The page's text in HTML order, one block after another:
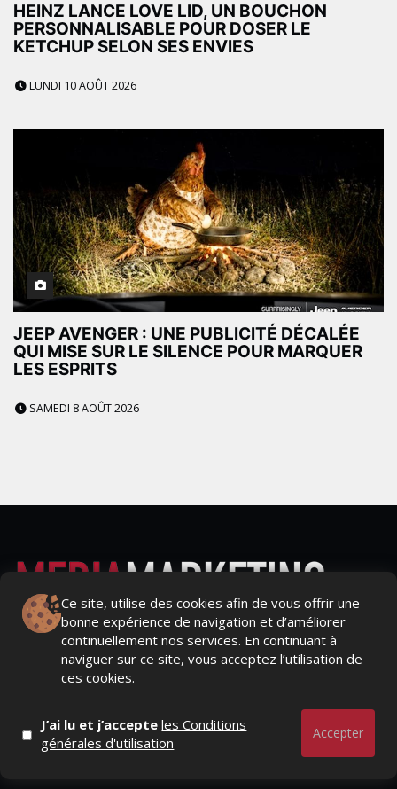
HEINZ LANCE LOVE LID, UN BOUCHON
PERSONNALISABLE POUR DOSER LE
KETCHUP SELON SES ENVIES
LUNDI 10 AOÛT 2026
JEEP AVENGER : UNE PUBLICITÉ DÉCALÉE
QUI MISE SUR LE SILENCE POUR MARQUER
LES ESPRITS
SAMEDI 8 AOÛT 2026
Ce site, utilise des cookies afin de vous offrir une
bonne expérience de navigation et d’améliorer
continuellement nos services. En continuant à
naviguer sur ce site, vous acceptez l’utilisation de
ces cookies.
J’ai lu et j’accepteles Conditions
générales d'utilisation
Accepter
Actualités Média, Actualités Com/Market/Ntic, Actualités
Distrib, Dossier, Interview, Stratégies, Communication,
Marques avenue, Relations presse, Créa, Baromètre,
People, Métier, Profil...
RESTER CONNECTÉ